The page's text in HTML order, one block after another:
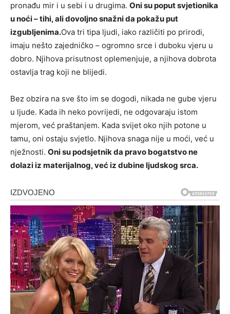
pronađu mir i u sebi i u drugima. Oni su poput svjetionika
u noći – tihi, ali dovoljno snažni da pokažu put
izgubljenima.Ova tri tipa ljudi, iako različiti po prirodi,
imaju nešto zajedničko – ogromno srce i duboku vjeru u
dobro. Njihova prisutnost oplemenjuje, a njihova dobrota
ostavlja trag koji ne blijedi.
Bez obzira na sve što im se dogodi, nikada ne gube vjeru
u ljude. Kada ih neko povrijedi, ne odgovaraju istom
mjerom, već praštanjem. Kada svijet oko njih potone u
tamu, oni ostaju svjetlo. Njihova snaga nije u moći, već u
nježnosti. Oni su podsjetnik da pravo bogatstvo ne
dolazi iz materijalnog, već iz dubine ljudskog srca.